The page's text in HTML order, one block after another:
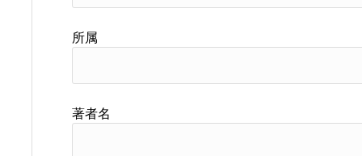
所属
著者名